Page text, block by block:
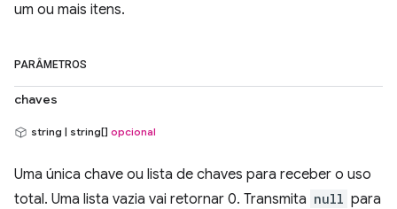
um ou mais itens.
PARÂMETROS
chaves
string | string[] opcional
Uma única chave ou lista de chaves para receber o uso
total. Uma lista vazia vai retornar 0. Transmita null para